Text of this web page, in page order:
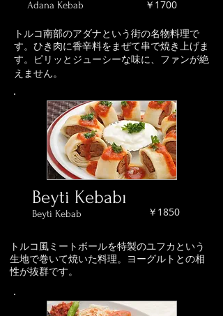
Adana Kebab ​￥1700
トルコ南部のアダナという街の名物料理で
す。ひき肉に香辛料をまぜて串で焼き上げま
す。ピリッとジューシーな味に、 ファンが絶
えません。
Beyti Kebabı
Beyti Kebab ￥1850
トルコ風ミートボールを特製のユフカという
生地で巻いて焼いた料理。ヨーグルトとの相
性が抜群です。